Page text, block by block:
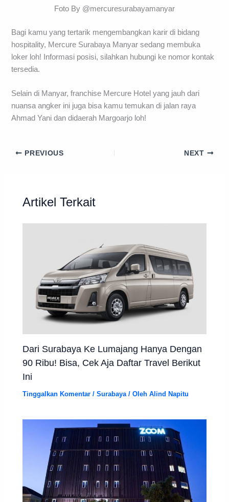
Foto By @mercuresurabayamanyar
Bagi kamu yang tertarik mengembangkan karir di bidang
hospitality, Mercure Surabaya Manyar sedang membuka
loker loh! Informasi posisi, silahkan hubungi ke nomor kontak
tersedia.
Selain di Manyar, franchise Mercure Hotel yang jauh dari
nuansa angker ini juga bisa kamu temukan di jalan raya
Ahmad Yani dan didaerah Margoarjo loh!
PREVIOUS NEXT
Artikel Terkait
Dari Surabaya Ke Lumajang Hanya Dengan
90 Ribu! Bisa, Cek Aja Daftar Travel Berikut
Ini
Tinggalkan Komentar /Surabaya / OlehAlind Napitu